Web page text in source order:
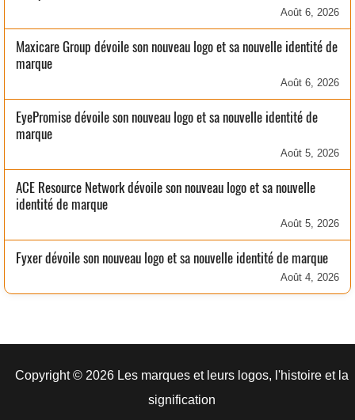
Août 6, 2026
Maxicare Group dévoile son nouveau logo et sa nouvelle identité de
marque
Août 6, 2026
EyePromise dévoile son nouveau logo et sa nouvelle identité de
marque
Août 5, 2026
ACE Resource Network dévoile son nouveau logo et sa nouvelle
identité de marque
Août 5, 2026
Fyxer dévoile son nouveau logo et sa nouvelle identité de marque
Août 4, 2026
Copyright © 2026 Les marques et leurs logos, l'histoire et la
signification